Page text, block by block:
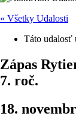
« Všetky Udalosti
Táto udalosť
Zápas
7. roč.
18.